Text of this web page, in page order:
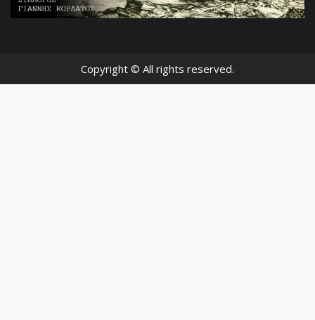
Copyright © All rights reserved.